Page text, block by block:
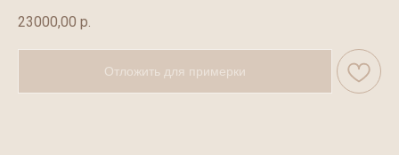
23000,00 р.
Отложить для примерки